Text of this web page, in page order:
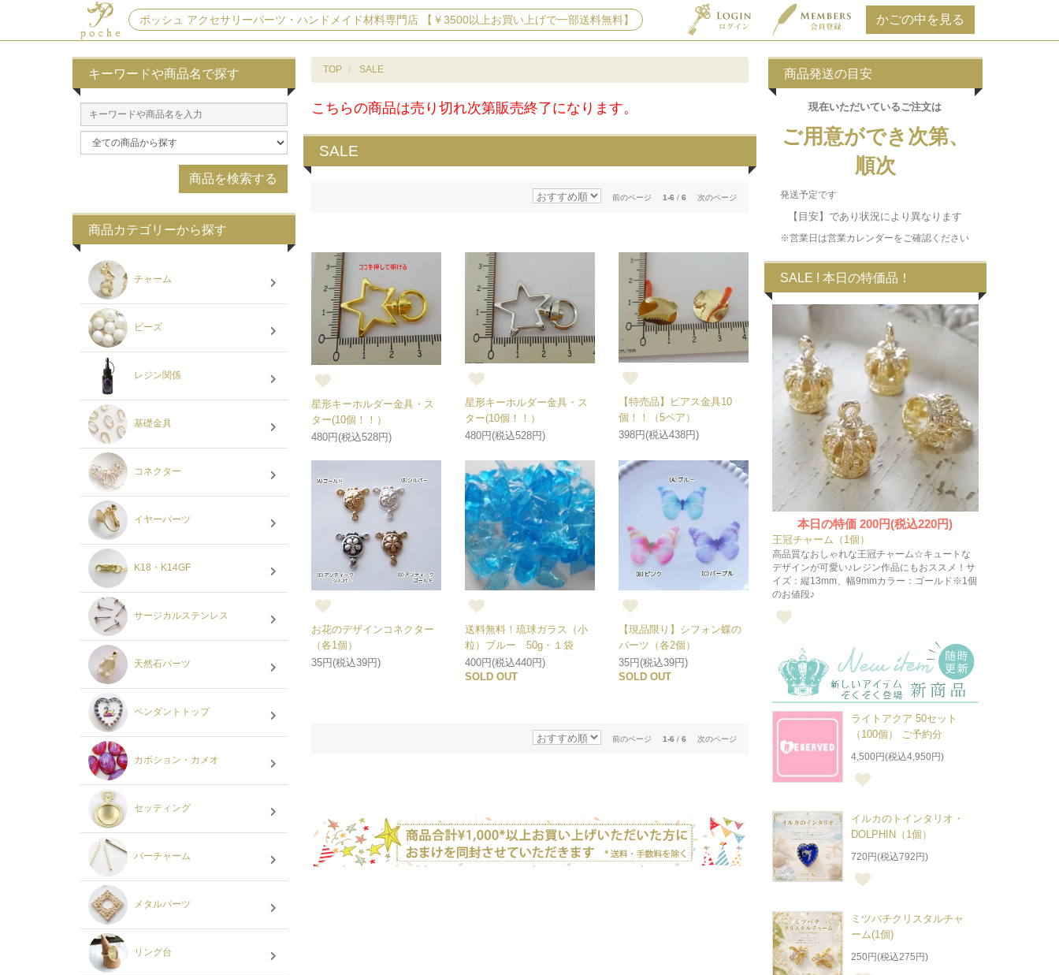
ポッシュ アクセサリーパーツ・ハンドメイド材料専門店 【￥3500以上お買い上げで一部送料無料】
TOP SALE
こちらの商品は売り切れ次第販売終了になります。
SALE
前のページ 1-6 / 6 次のページ
星形キーホルダー金具・ス
ター(10個！！）
480円(税込528円)
星形キーホルダー金具・ス
ター(10個！！）
480円(税込528円)
【特売品】ピアス金具10
個！！（5ペア）
398円(税込438円)
お花のデザインコネクター
（各1個）
35円(税込39円)
送料無料！琉球ガラス（小
粒）ブルー 50g・１袋
400円(税込440円)
SOLD OUT
【現品限り】シフォン蝶の
パーツ（各2個）
35円(税込39円)
SOLD OUT
前のページ 1-6 / 6 次のページ
キーワードや商品名で探す
商品カテゴリーから探す
チャーム
ビーズ
レジン関係
基礎金具
コネクター
イヤーパーツ
K18・K14GF
サージカルステンレス
天然石パーツ
ペンダントトップ
カボション・カメオ
セッティング
バーチャーム
メタルパーツ
リング台
商品発送の目安
現在いただいているご注文は
ご用意ができ次第、
順次
発送予定です
【目安】であり状況により異なります
※営業日は営業カレンダーをご確認ください
SALE ! 本日の特価品！
本日の特価200円(税込220円)
王冠チャーム（1個）
高品質なおしゃれな王冠チャーム☆キュートな
デザインが可愛い♪レジン作品にもおススメ！サ
イズ：縦13mm、幅9mmカラー：ゴールド※1個
のお値段♪
ライトアクア 50セット
（100個） ご予約分
4,500円(税込4,950円)
イルカのトインタリオ・
DOLPHIN（1個）
720円(税込792円)
ミツバチクリスタルチャ
ーム(1個)
250円(税込275円)